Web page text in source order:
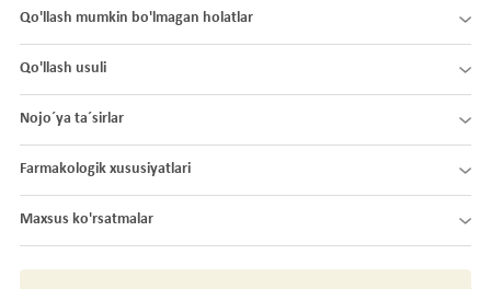
Qo'llash mumkin bo'lmagan holatlar
Qo'llash usuli
Nojo´ya ta´sirlar
Farmakologik xususiyatlari
Maxsus ko'rsatmalar